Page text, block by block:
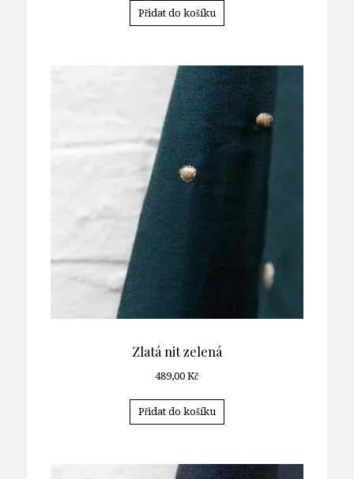
Přidat do košíku
Zlatá nit zelená
489,00 Kč
Přidat do košíku